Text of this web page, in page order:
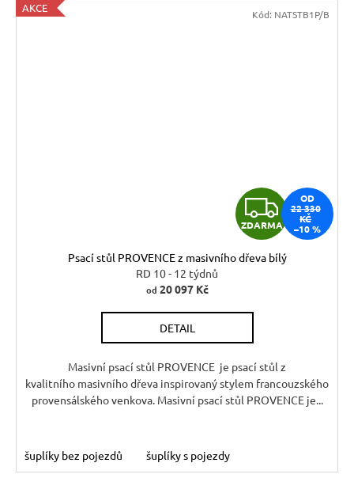
AKCE
Z
D
A
A
ZDARMA
OD
22 330
KČ
–10 %
Psací stůl PROVENCE z masivního dřeva bílý
RD 10 - 12 týdnů
od 20 097 Kč
DETAIL
Masivní psací stůl PROVENCE je psací stůl z
kvalitního masivního dřeva inspirovaný stylem francouzského
provensálského venkova. Masivní psací stůl PROVENCE je...
šuplíky bez pojezdů šuplíky s pojezdy
Kód: NATSTB1P/B